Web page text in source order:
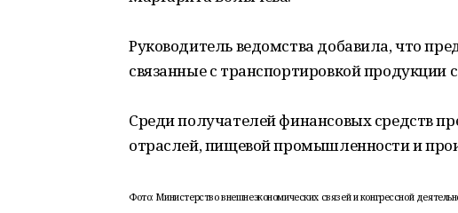
Руководитель ведомства добавила, что
связанные с транспортировкой продукции
Среди получателей финансовых средств
отраслей, пищевой промышленности и
Фото: Министерство внешнеэкономических связей и конгрессной